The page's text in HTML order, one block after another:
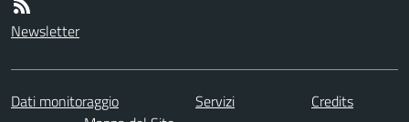
Newsletter
Dati monitoraggio Servizi
Credits